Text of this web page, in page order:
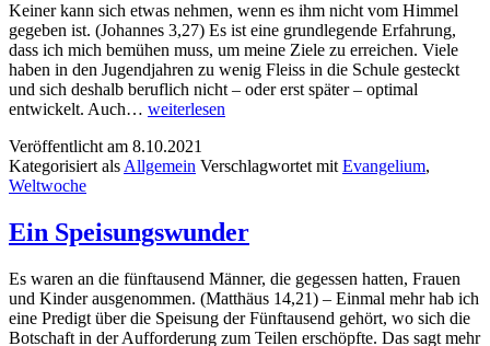
Keiner kann sich etwas nehmen, wenn es ihm nicht vom Himmel
gegeben ist. (Johannes 3,27) Es ist eine grundlegende Erfahrung,
dass ich mich bemühen muss, um meine Ziele zu erreichen. Viele
haben in den Jugendjahren zu wenig Fleiss in die Schule gesteckt
und sich deshalb beruflich nicht – oder erst später – optimal
entwickelt. Auch… Gott
weiterlesen
Veröffentlicht am 8.10.2021
Kategorisiert als Allgemein Verschlagwortet mit Evangelium,
Weltwoche
Ein Speisungswunder
Es waren an die fünftausend Männer, die gegessen hatten, Frauen
und Kinder ausgenommen. (Matthäus 14,21) – Einmal mehr hab ich
eine Predigt über die Speisung der Fünftausend gehört, wo sich die
Botschaft in der Aufforderung zum Teilen erschöpfte. Das sagt mehr